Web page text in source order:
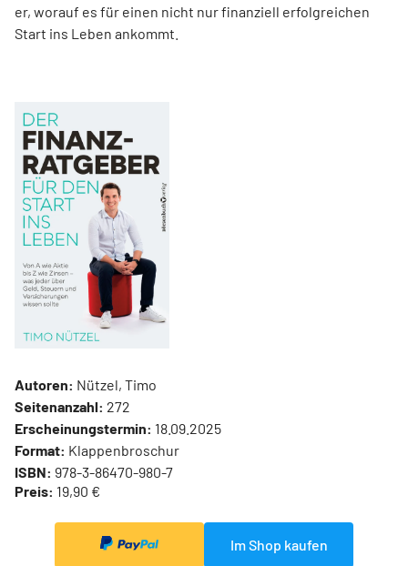
er, worauf es für einen nicht nur finanziell erfolgreichen
Start ins Leben ankommt.
Autoren: Nützel, Timo
Seitenanzahl: 272
Erscheinungstermin: 18.09.2025
Format: Klappenbroschur
ISBN: 978-3-86470-980-7
Preis: 19,90 €
Im Shop kaufen